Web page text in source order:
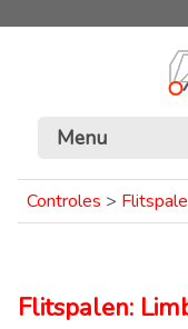
Menu
Controles >
Flitspalen: